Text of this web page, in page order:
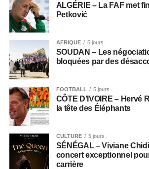
ALGÉRIE – La FAF met
Petković
AFRIQUE 5 jours .
SOUDAN – Les
bloquées par des
FOOTBALL 5 jours .
CÔTE D’IVOIRE – Hervé
la tête des Éléphants
CULTURE 5 jours .
SÉNÉGAL – Viviane
concert exceptionnel
carrière